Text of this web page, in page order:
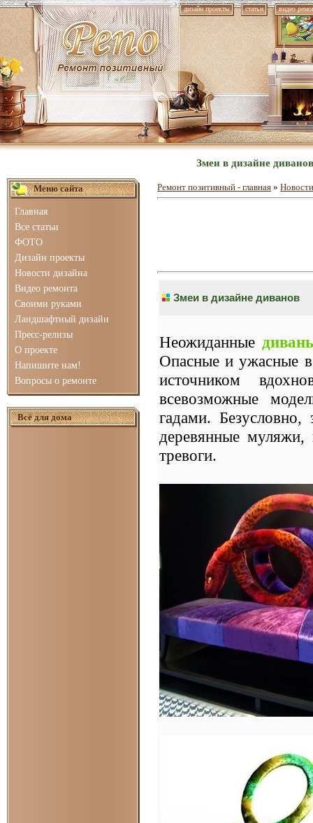
дизайн проекты статьи видео
Змеи в дизайне
Меню сайта
Главная
Все статьи
ФОТО
Дизайн проекты
Новости дизайна
Видео ремонта
Своими руками
Ландшафтный дизайн
Пресс-релизы
О проекте
Напишите нам!
Вопросы о ремонте
Всё для дома
Ремонт позитивный - главная »
Змеи в дизайне диванов
Неожиданные
Опасные и ужасные
источником
всевозможные
гадами.
деревянные муляжи,
тревоги.